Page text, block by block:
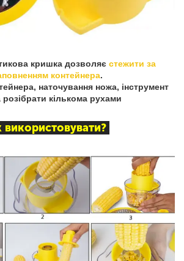
кришка дозволяє стежити за
контейнера.
наточування ножа, інструмент
кількома рухами
використовувати?